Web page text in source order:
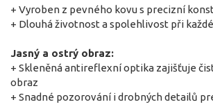
+ Vyroben z pevného kovu s precizní
+ Dlouhá životnost a spolehlivost při
Jasný a ostrý obraz:
+ Skleněná antireflexní optika zajišťuje
obraz
+ Snadné pozorování i drobných detailů